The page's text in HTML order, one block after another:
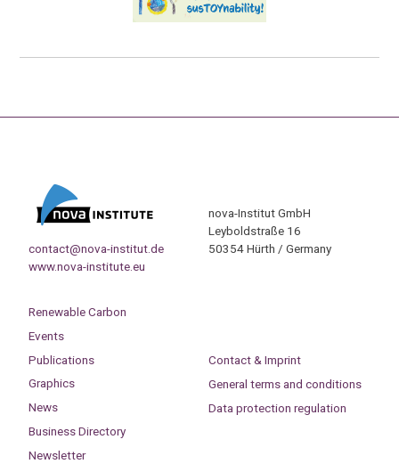
contact@nova-institut.de
www.nova-institute.eu
nova-Institut GmbH
Leyboldstraße 16
50354 Hürth / Germany
Renewable Carbon
Events
Publications
Graphics
News
Business Directory
Newsletter
Contact & Imprint
General terms and conditions
Data protection regulation